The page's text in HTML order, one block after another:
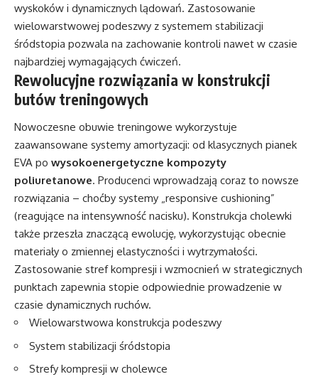
wyskoków i dynamicznych lądowań. Zastosowanie
wielowarstwowej podeszwy z systemem stabilizacji
śródstopia pozwala na zachowanie kontroli nawet w czasie
najbardziej wymagających ćwiczeń.
Rewolucyjne rozwiązania w konstrukcji
butów treningowych
Nowoczesne obuwie treningowe wykorzystuje
zaawansowane systemy amortyzacji: od klasycznych pianek
EVA po wysokoenergetyczne kompozyty
poliuretanowe. Producenci wprowadzają coraz to nowsze
rozwiązania – choćby systemy „responsive cushioning”
(reagujące na intensywność nacisku). Konstrukcja cholewki
także przeszła znaczącą ewolucję, wykorzystując obecnie
materiały o zmiennej elastyczności i wytrzymałości.
Zastosowanie stref kompresji i wzmocnień w strategicznych
punktach zapewnia stopie odpowiednie prowadzenie w
czasie dynamicznych ruchów.
Wielowarstwowa konstrukcja podeszwy
System stabilizacji śródstopia
Strefy kompresji w cholewce